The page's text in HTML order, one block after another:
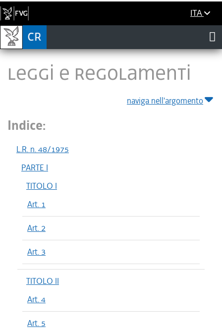
ITA
LEGGI E REGOLAMENTI
naviga nell'argomento
Indice:
L.R. n. 48/1975
PARTE I
TITOLO I
Art. 1
Art. 2
Art. 3
TITOLO II
Art. 4
Art. 5